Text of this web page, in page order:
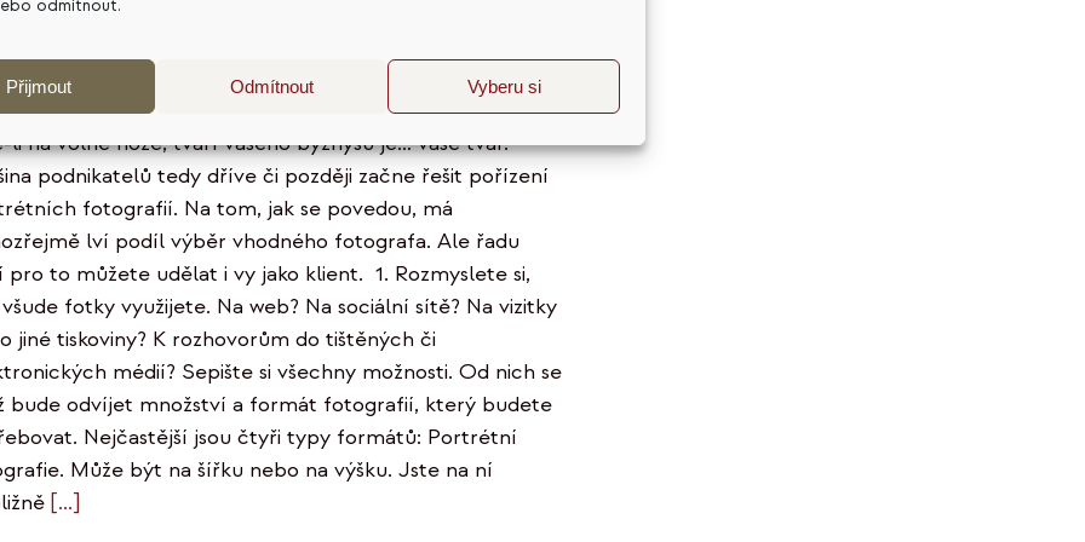
odmítnout.
Přijmout Odmítnout Vyberu si
jak se připravit na
focení
li na volné noze, tváří vašeho byznysu je… vaše tvář.
podnikatelů tedy dříve či později začne řešit pořízení
fotografií. Na tom, jak se povedou, má
lví podíl výběr vhodného fotografa. Ale řadu
pro to můžete udělat i vy jako klient. 1. Rozmyslete si,
fotky využijete. Na web? Na sociální sítě? Na vizitky
jiné tiskoviny? K rozhovorům do tištěných či
médií? Sepište si všechny možnosti. Od nich se
bude odvíjet množství a formát fotografií, který budete
Nejčastější jsou čtyři typy formátů: Portrétní
Může být na šířku nebo na výšku. Jste na ní
[...]